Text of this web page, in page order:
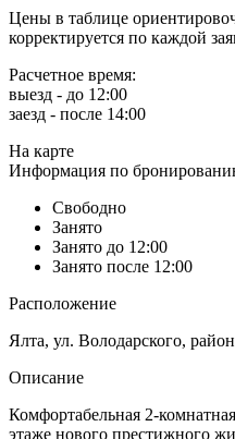
Цены в таблице
корректируется по каждой
Расчетное время:
выезд - до 12:00
заезд - после 14:00
На карте
Информация по
Свободно
Занято
Занято до 12:00
Занято после 12:00
Расположение
Ялта, ул. Володарского,
Описание
Комфортабельная 2-
этаже нового престижного